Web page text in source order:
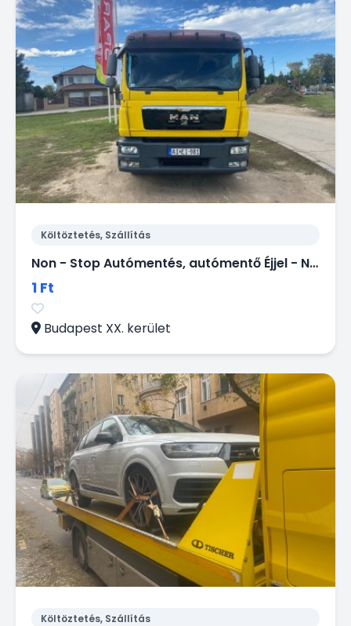
Költöztetés, Szállítás
Non - Stop Autómentés, autómentő Éjjel - Nappal.
1 Ft
Budapest XX. kerület
Költöztetés, Szállítás